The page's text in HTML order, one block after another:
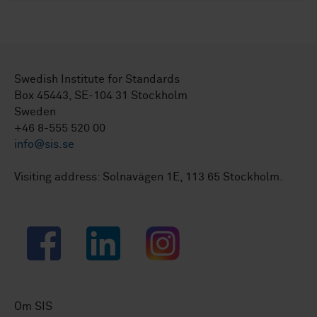
Swedish Institute for Standards
Box 45443, SE-104 31 Stockholm
Sweden
+46 8-555 520 00
info@sis.se
Visiting address: Solnavägen 1E, 113 65 Stockholm.
Facebook LinkedIn Instagram
Om SIS